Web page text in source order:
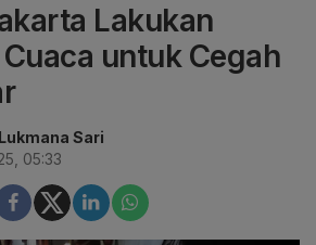
Lakukan
untuk Cegah
Sari
05:33